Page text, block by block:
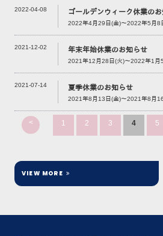
2022-04-08 ゴールデンウィーク休業の
2022年4月29日(金)～2022年5月8
2021-12-02 年末年始休業のお知らせ
2021年12月28日(火)～2022年1月
2021-07-14 夏季休業のお知らせ
2021年8月13日(金)～2021年8月
< 1 2 3 4 5
VIEW MORE